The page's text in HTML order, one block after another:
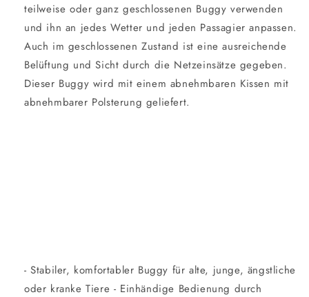
teilweise oder ganz geschlossenen Buggy verwenden
und ihn an jedes Wetter und jeden Passagier anpassen.
Auch im geschlossenen Zustand ist eine ausreichende
Belüftung und Sicht durch die Netzeinsätze gegeben.
Dieser Buggy wird mit einem abnehmbaren Kissen mit
abnehmbarer Polsterung geliefert.
- Stabiler, komfortabler Buggy für alte, junge, ängstliche
oder kranke Tiere - Einhändige Bedienung durch